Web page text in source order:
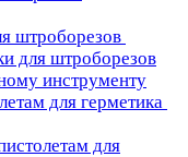
штроборезов
для штроборезов
инструменту
для герметика
для